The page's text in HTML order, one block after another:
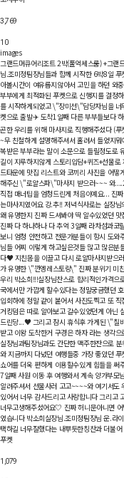
3,769
10
images
그랜드머큐어리조트 2박(풀억세스룸) +그랜
님.조미정팀장님들과 함께 시작한 6박8일
아볼시간이 여유롭지않아서 고민을 하던 와
부부에게 최적화된 푸켓으로 신행지를 결정
를 시작하게되었고 \"장미선\"담당자님을
켓으로 출발✈️ 도착1일째 다른 부부들보다
곤한 우리를 위해 마사지로 직행해주셨다 (
~무 친철하게 설명해주셔서 홀려서 들었지
복받은 부부라는 말이 소문으로 들릴정도
길이 지루하지않게 스토리입담+퀴즈+선물
드타운에 맛집 리스트와 코끼리 사진을 어떻
해주신 \"로얄스파\"마사지 받으러~~~ 와
직접 매너팁을 엄청드린게 처음이예요... 진
는마사지였어요 강.추!! 저녁식사로는 실장
왜 유명한지 진짜 드셔봐야 딱 알수있었던
진짜 다 하나하나 다 추억 3일째 라차섬과코
보니 엄청 안전하고 전문가분들이 항시 도
님들 어찌 이렇게 하고싶은것들 많고 많은
다♥︎ 지친몸을 이끌고 다시 로얄마사지받으
가 유명한 \"깐엥레스토랑\" 진짜 분위기 미
우리 박소희!!!실장님찬스로 합리적인가격
국에서만 가깝게 할수있다는 정말궁금했던
입회하에 정말 같이 붙어서 사진도찍고 또
거킹덤은 따로 알아보고 갈수있었던게 아닌
드린당...♥︎ 그리고 잠시 휴식후 가게된 \"칠
받고 이왕 도착한거 구경은 하자 라는 생각
실장님과팀장님과도 간단한 맥주한잔으로
와 지금까지 다녔던 여행들중 가장 좋았던
쇼어를 더욱 편하게 이용할수있게 힘들을
7일째 사원 이동 후 여행와서 계속 양가부모
알려주셔서 선물사러 고고~~~~와 여기서도
있어서 너무 감사드리고 사랑합니다 그리고
너무고생해주셨어요♡ 진짜 허니문아니면
였습니다 박소희실장님.조미정팀장님 운.라
택하길 너무잘했다는 내뿌듯한칭찬과 더불
푸켓
1,079